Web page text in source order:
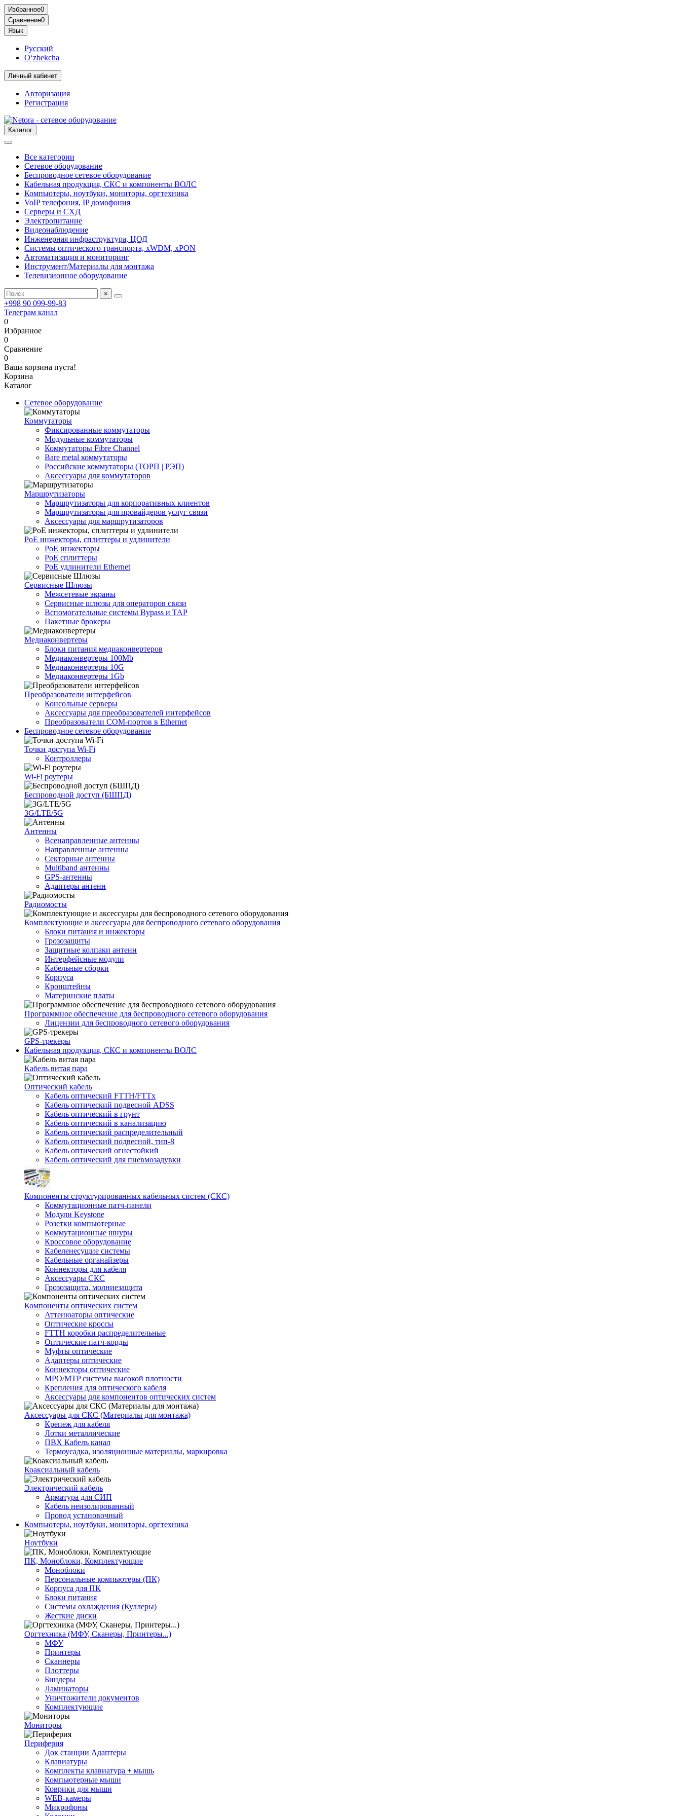
Избранное0
Сравнение0
Язык
Русский
O‘zbekcha
Личный кабинет
Авторизация
Регистрация
Каталог
Все категории
Сетевое оборудование
Беспроводное сетевое оборудование
Кабельная продукция, СКС и компоненты ВОЛС
Компьютеры, ноутбуки, мониторы, оргтехника
VoIP телефония, IP домофония
Серверы и СХД
Электропитание
Видеонаблюдение
Инженерная инфраструктура, ЦОД
Системы оптического транспорта, xWDM, xPON
Автоматизация и мониторинг
Инструмент/Материалы для монтажа
Телевизионное оборудование
×
+998 90 099-99-83
Телеграм канал
0
Избранное
0
Сравнение
0
Ваша корзина пуста!
Корзина
Каталог
Сетевое оборудование
Коммутаторы
Фиксированные коммутаторы
Модульные коммутаторы
Коммутаторы Fibre Channel
Bare metal коммутаторы
Российские коммутаторы (ТОРП | РЭП)
Аксессуары для коммутаторов
Маршрутизаторы
Маршрутизаторы для корпоративных клиентов
Маршрутизаторы для провайдеров услуг связи
Аксессуары для маршрутизаторов
PoE инжекторы, сплиттеры и удлинители
PoE инжекторы
PoE сплиттеры
PoE удлинители Ethernet
Сервисные Шлюзы
Межсетевые экраны
Сервисные шлюзы для операторов связи
Вспомогательные системы Bypass и TAP
Пакетные брокеры
Медиаконвертеры
Блоки питания медиаконвертеров
Медиаконвертеры 100Mb
Медиаконвертеры 10G
Медиаконвертеры 1Gb
Преобразователи интерфейсов
Консольные серверы
Аксессуары для преобразователей интерфейсов
Преобразователи COM-портов в Ethernet
Беспроводное сетевое оборудование
Точки доступа Wi-Fi
Контроллеры
Wi-Fi роутеры
Беспроводной доступ (БШПД)
3G/LTE/5G
Антенны
Всенаправленные антенны
Направленные антенны
Секторные антенны
Multiband антенны
GPS-антенны
Адаптеры антенн
Радиомосты
Комплектующие и аксессуары для беспроводного сетевого оборудования
Блоки питания и инжекторы
Грозозащиты
Защитные колпаки антенн
Интерфейсные модули
Кабельные сборки
Корпуса
Кронштейны
Материнские платы
Программное обеспечение для беспроводного сетевого оборудования
Лицензии для беспроводного сетевого оборудования
GPS-трекеры
Кабельная продукция, СКС и компоненты ВОЛС
Кабель витая пара
Оптический кабель
Кабель оптический FTTH/FTTx
Кабель оптический подвесной ADSS
Кабель оптический в грунт
Кабель оптический в канализацию
Кабель оптический распределительный
Кабель оптический подвесной, тип-8
Кабель оптический огнестойкий
Кабель оптический для пневмозадувки
Компоненты структурированных кабельных систем (СКС)
Коммутационные патч-панели
Модули Keystone
Розетки компьютерные
Коммутационные шнуры
Кроссовое оборудование
Кабеленесущие системы
Кабельные органайзеры
Коннекторы для кабеля
Аксессуары СКС
Грозозащита, молниезащита
Компоненты оптических систем
Аттенюаторы оптические
Оптические кроссы
FTTH коробки распределительные
Оптические патч-корды
Муфты оптические
Адаптеры оптические
Коннекторы оптические
MPO/MTP системы высокой плотности
Крепления для оптического кабеля
Аксессуары для компонентов оптических систем
Аксессуары для СКС (Материалы для монтажа)
Крепеж для кабеля
Лотки металлические
ПВХ Кабель канал
Термоусадка, изоляционные материалы, маркировка
Коаксиальный кабель
Электрический кабель
Арматура для СИП
Кабель неизолированный
Провод установочный
Компьютеры, ноутбуки, мониторы, оргтехника
Ноутбуки
ПК, Моноблоки, Комплектующие
Моноблоки
Персональные компьютеры (ПК)
Корпуса для ПК
Блоки питания
Системы охлаждения (Куллеры)
Жесткие диски
Оргтехника (МФУ, Сканеры, Принтеры...)
МФУ
Принтеры
Сканнеры
Плоттеры
Биндеры
Ламинаторы
Уничтожители документов
Комплектующие
Мониторы
Периферия
Док станции Адаптеры
Клавиатуры
Комплекты клавиатура + мышь
Компьютерные мыши
Коврики для мыши
WEB-камеры
Микрофоны